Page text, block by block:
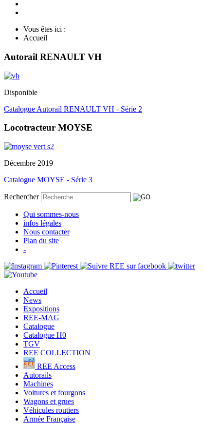
Vous êtes ici :
Accueil
Autorail RENAULT VH
Disponible
Catalogue Autorail RENAULT VH - Série 2
Locotracteur MOYSE
Décembre 2019
Catalogue MOYSE - Série 3
Rechercher
Qui sommes-nous
infos légales
Nous contacter
Plan du site
-
Accueil
News
Expositions
REE-MAG
Catalogue
Catalogue H0
TGV
REE COLLECTION
REE Access
Autorails
Machines
Voitures et fourgons
Wagons et grues
Véhicules routiers
Armée Française